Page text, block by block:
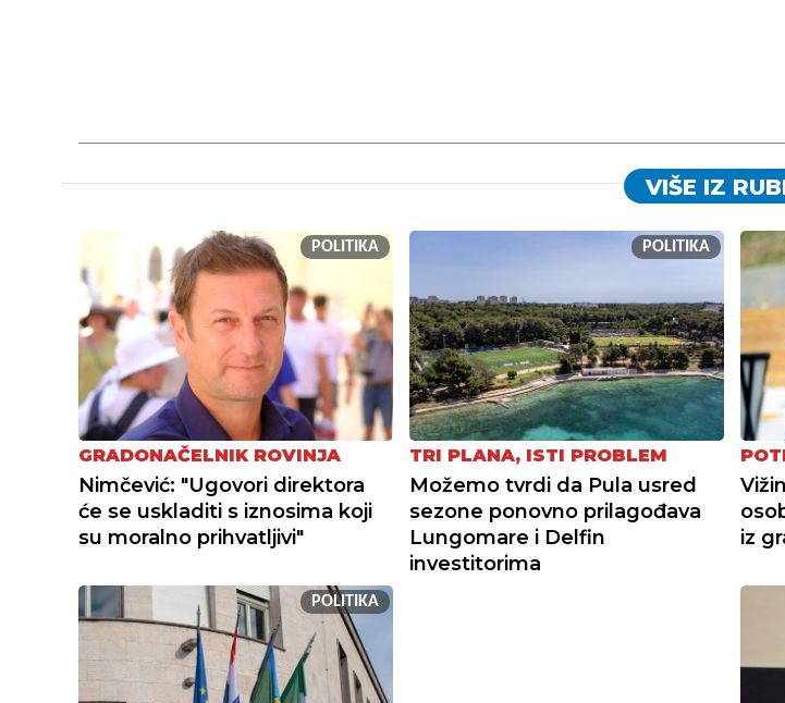
VIŠE IZ
POLITIKA
GRADONAČELNIK ROVINJA
Nimčević: "Ugovori direktora
će se uskladiti s iznosima koji
su moralno prihvatljivi"
POLITIKA
TRI PLANA, ISTI PROBLEM
Možemo tvrdi da Pula usred
sezone ponovno prilagođava
Lungomare i Delfin
investitorima
iz
POLITIKA